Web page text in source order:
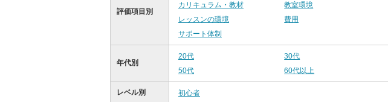
評価項目別
カリキュラム・教材
教室環境
レッスンの環境
費用
サポート体制
年代別
20代 30代
50代
60代以上
レベル別 初心者